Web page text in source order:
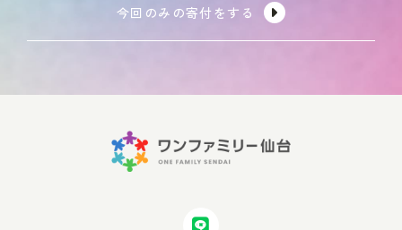
今回のみの寄付をする